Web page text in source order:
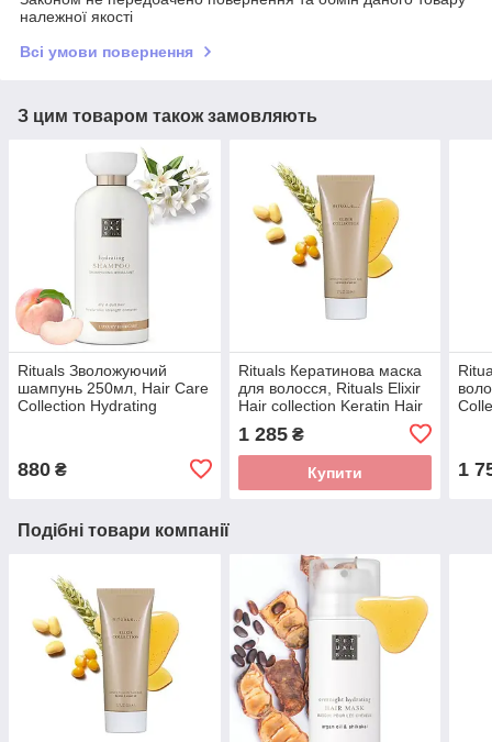
належної якості
Всі умови повернення
З цим товаром також замовляють
Rituals Зволожуючий
шампунь 250мл, Hair Care
Collection Hydrating
880 ₴
Rituals Кератинова маска
для волосся, Rituals Elixir
Hair collection Keratin Hair
Mask, 200 мл, Нідерланди
1 285₴
Купити 1
Подібні товари компанії